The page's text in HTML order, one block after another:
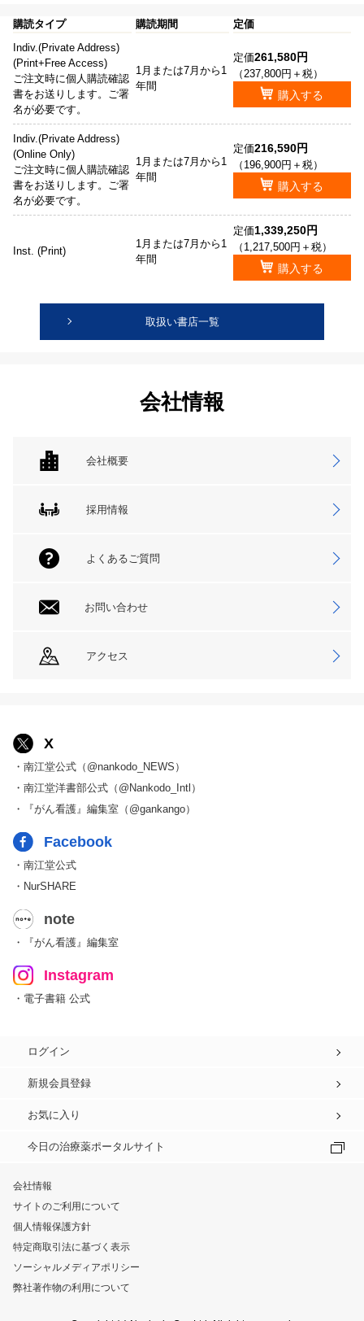
購読タイプ 購読期間
定価
Indiv.(Private Address)
(Print+Free Access)
ご注文時に個人購読確認
書をお送りします。ご署
名が必要です。
1月または7月から1
年間
定価261,580円
（237,800円＋税）
購入する
Indiv.(Private Address)
(Online Only)
ご注文時に個人購読確認
書をお送りします。ご署
名が必要です。
1月または7月から1
年間
定価216,590円
（196,900円＋税）
購入する
Inst. (Print)
1月または7月から1
年間
定価1,339,250円
（1,217,500円＋税）
購入する
取扱い書店一覧
会社情報
会社概要
採用情報
よくあるご質問
お問い合わせ
アクセス
X
・南江堂公式（@nankodo_NEWS）
・南江堂洋書部公式（@Nankodo_Intl）
・『がん看護』編集室（@gankango）
Facebook
・南江堂公式
・NurSHARE
note
・『がん看護』編集室
Instagram
・電子書籍 公式
ログイン
新規会員登録
お気に入り
今日の治療薬ポータルサイト
会社情報
サイトのご利用について
個人情報保護方針
特定商取引法に基づく表示
ソーシャルメディアポリシー
弊社著作物の利用について